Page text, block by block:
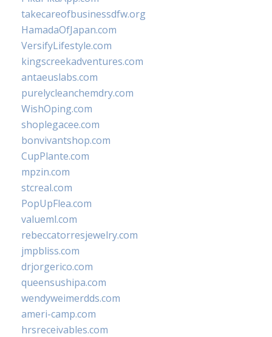
takecareofbusinessdfw.org
HamadaOfJapan.com
VersifyLifestyle.com
kingscreekadventures.com
antaeuslabs.com
purelycleanchemdry.com
WishOping.com
shoplegacee.com
bonvivantshop.com
CupPlante.com
mpzin.com
stcreal.com
PopUpFlea.com
valueml.com
rebeccatorresjewelry.com
jmpbliss.com
drjorgerico.com
queensushipa.com
wendyweimerdds.com
ameri-camp.com
hrsreceivables.com